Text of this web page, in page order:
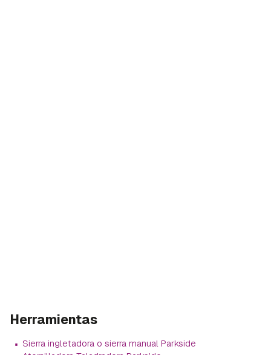
Herramientas
· Sierra ingletadora o sierra manual Parkside